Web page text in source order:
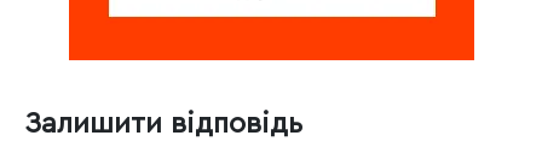
Залишити відповідь